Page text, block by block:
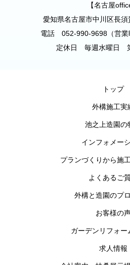
【名古屋
愛知県名古屋市中川区長
電話 052-990-9698（営業
定休日 毎週水曜日
トップ
外構施工実
池之上造園の
インフォメー
プランづくりから施
よくあるご
外構と造園のプ
お客様の
ガーデンリフォー
求人情報